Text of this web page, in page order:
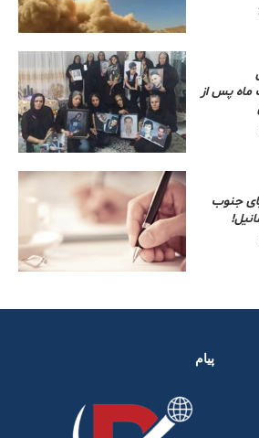
ماه پس از
جنوب
پیام